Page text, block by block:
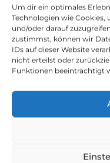
Um dir ein optimales
Technologien wie Cookies,
und/oder darauf
zustimmst, können wir
IDs auf dieser Website
nicht erteilst oder
Funktionen beeinträchtigt